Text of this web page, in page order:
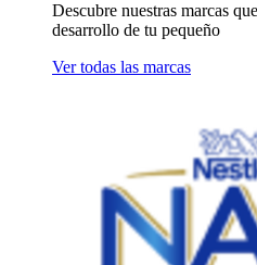
Descubre nuestras marcas
desarrollo de tu pequeño
Ver todas las marcas